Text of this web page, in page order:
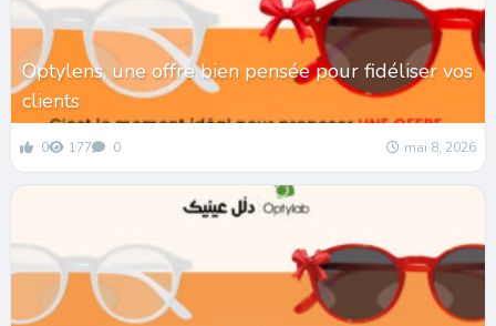
Optylens, une offre bien pensée pour fidéliser vos
clients
0 177 0 mai 8, 2026